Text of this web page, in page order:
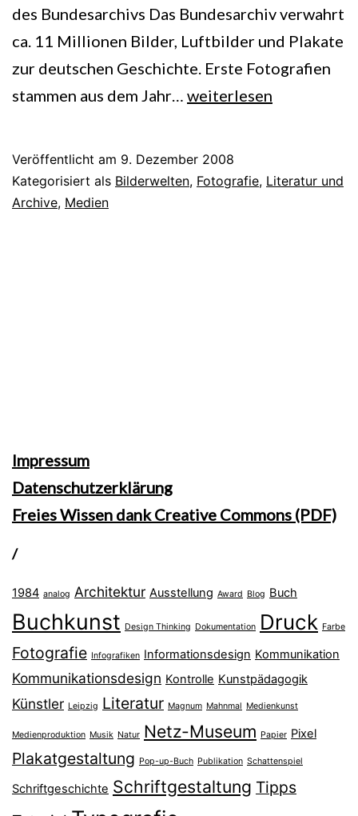
des Bundesarchivs Das Bundesarchiv verwahrt
ca. 11 Millionen Bilder, Luftbilder und Plakate
zur deutschen Geschichte. Erste Fotografien
stammen aus dem Jahr… Fotoarchive
weiterlesen
Veröffentlicht am 9. Dezember 2008
Kategorisiert als Bilderwelten, Fotografie, Literatur und
Archive, Medien
Impressum
Datenschutzerklärung
Freies Wissen dank Creative Commons (PDF)
/
1984 analog Architektur Ausstellung Award Blog Buch
Buchkunst Design Thinking Dokumentation Druck Farbe
Fotografie Infografiken Informationsdesign Kommunikation
Kommunikationsdesign Kontrolle Kunstpädagogik
Künstler Leipzig Literatur Magnum Mahnmal Medienkunst
Medienproduktion Musik Natur Netz-Museum Papier Pixel
Plakatgestaltung Pop-up-Buch Publikation Schattenspiel
Schriftgeschichte Schriftgestaltung Tipps